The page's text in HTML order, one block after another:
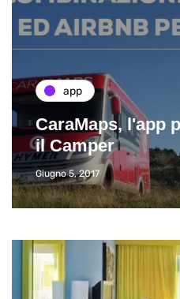
app
CaraMaps, l'app
il Camper
Giugno 5, 2017